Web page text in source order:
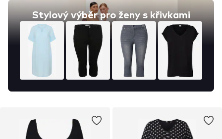
Stylový výběr pro ženy s křivkami